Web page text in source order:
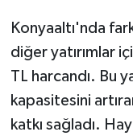
Konyaaltı'nda
diğer yatırımlar
TL harcandı. Bu
kapasitesini
katkı sağladı.